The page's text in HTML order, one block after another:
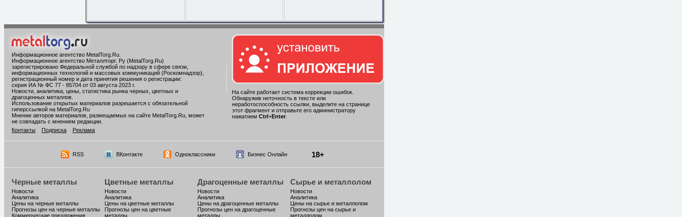
Информационное агентство MetalTorg.Ru
Информационное агентство Металлторг. Ру (MetalTorg.Ru)
зарегистрировано Федеральной службой по надзору в сфере связи,
информационных технологий и массовых коммуникаций (Роскомнадзор),
регистрационный номер и дата принятия решения о регистрации:
серия ИА № ФС 77 - 85704 от 03 августа 2023 г.
Новости, аналитика, цены, статистика рынка черных, цветных и
драгоценных металлов.
Использование открытых материалов разрешается с обязательной
гиперссылкой на MetalTorg.Ru
Мнение авторов материалов, размещаемых на сайте MetalTorg.Ru, может
не совпадать с мнением редакции.
Контакты
Подписка Реклама
На сайте работает система коррекции ошибок.
Обнаружив неточность в тексте или
неработоспособность ссылки, выделите на странице
этот фрагмент и отправьте его администратору
нажатием Ctrl +Enter.
RSS ВКонтакте Одноклассники Бизнес Онлайн 18+
Черные металлы
Новости
Аналитика
Цены на черные металлы
Прогнозы цен на черные металлы
Коммерческие предложения
Цветные металлы
Новости
Аналитика
Цены на цветные металлы
Прогнозы цен на цветные
металлы
Драгоценные металлы
Новости
Аналитика
Цены на драгоценные металлы
Прогнозы цен на драгоценные
металлы
Сырье и металлолом
Новости
Аналитика
Цены на сырье и металлолом
Прогнозы цен на сырье и
металлолом